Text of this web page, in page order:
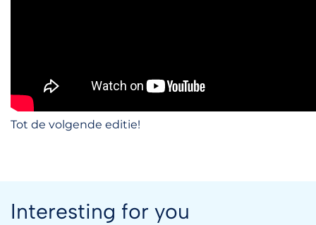
Tot de volgende editie!
Interesting for you